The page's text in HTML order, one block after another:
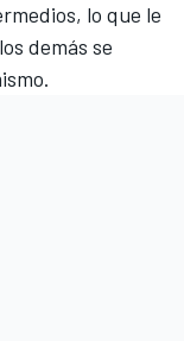
lo que le
demás se